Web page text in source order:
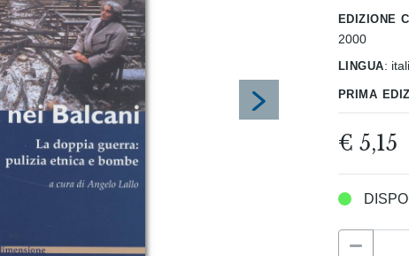
edizione
2000
lingua:
prima
€ 5,15